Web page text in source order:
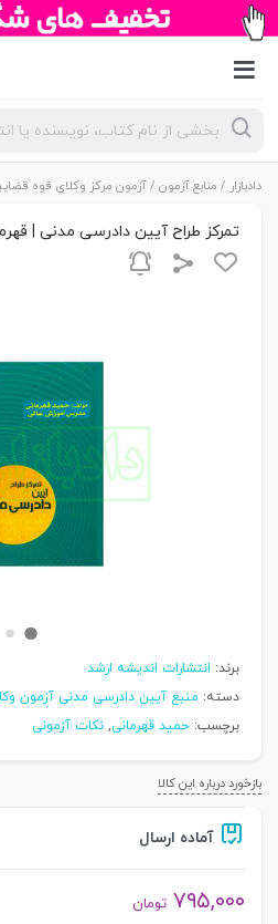
جستجوی
محصولات
دادبازار / منابع آزمون /آزمون مرکز وکلای قوه
تمرکز طراح آیین دادرسی مدنی |
برند: انتشارات اندیشه ارشد
دسته: منبع آیین دادرسی مدنی آزمون
برچسب: حمید قهرمانی, نکات آزمونی
بازخورد درباره این کالا
آماده ارسال
۷۹۵,۰۰۰ تومان